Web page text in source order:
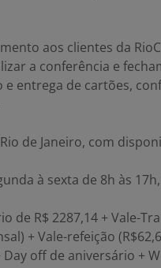
aos clientes da
a conferência e
entrega de cartões,
de Janeiro, com
à sexta de 8h às
de R$ 2287,14 + Vale-
+ Vale-refeição
off de aniversário +